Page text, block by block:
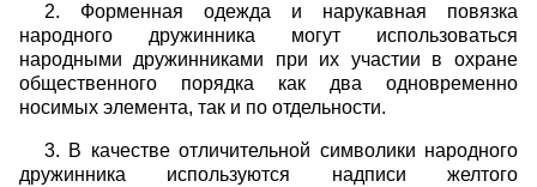
2. Форменная одежда и нарукавная повязка
народного дружинника могут использоваться
народными дружинниками при их участии в охране
общественного порядка как два одновременно
носимых элемента, так и по отдельности.
3. В качестве отличительной символики народного
дружинника используются надписи желтого